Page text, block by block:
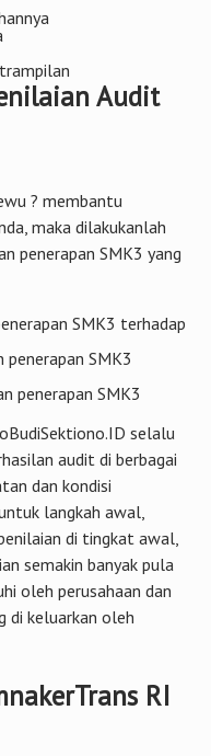
Audit
? membantu
maka dilakukanlah
penerapan SMK3 yang
SMK3 terhadap
SMK3
penerapan SMK3
selalu
dan kondisi